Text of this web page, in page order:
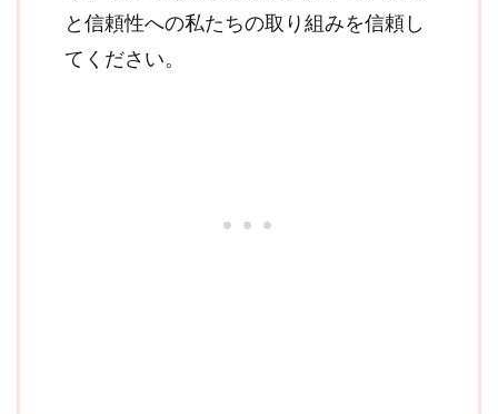
と信頼性への私たちの取り組みを信頼し
てください。